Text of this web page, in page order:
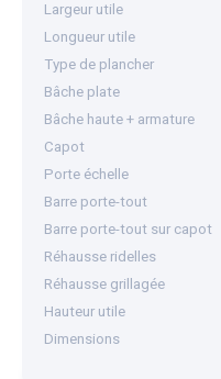
Largeur utile
Longueur utile
Type de plancher
Bâche plate
Bâche haute + armature
Capot
Porte échelle
Barre porte-tout
Barre porte-tout sur capot
Réhausse ridelles
Réhausse grillagée
Hauteur utile
Dimensions